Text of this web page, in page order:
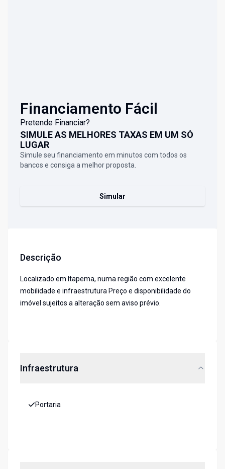
Financiamento Fácil
Pretende Financiar?
SIMULE AS MELHORES TAXAS EM UM SÓ
LUGAR
Simule seu financiamento em minutos com todos os
bancos e consiga a melhor proposta.
Simular
Descrição
Localizado em Itapema, numa região com excelente
mobilidade e infraestrutura Preço e disponibilidade do
imóvel sujeitos a alteração sem aviso prévio.
Infraestrutura
Portaria